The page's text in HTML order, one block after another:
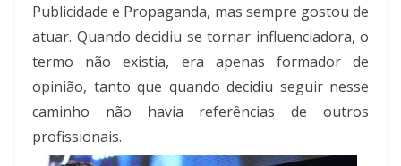
Publicidade e Propaganda, mas sempre gostou de
atuar. Quando decidiu se tornar influenciadora, o
termo não existia, era apenas formador de
opinião, tanto que quando decidiu seguir nesse
caminho não havia referências de outros
profissionais.